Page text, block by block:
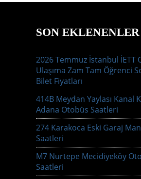
SON EKLENENLER
2026 Temmuz İstanbul İETT
Ulaşıma Zam Tam Öğrenci
Bilet Fiyatları
414B Meydan Yaylası Kanal
Adana Otobüs Saatleri
274 Karakoca Eski Garaj
Saatleri
M7 Nurtepe Mecidiyeköy
Saatleri